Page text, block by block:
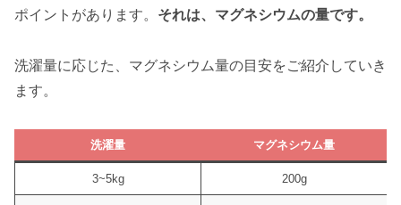
ポイントがあります。 それは、マグネシウムの量です。
洗濯量に応じた、マグネシウム量の目安をご紹介していき
ます。
洗濯量 マグネシウム量
3~5kg 200g